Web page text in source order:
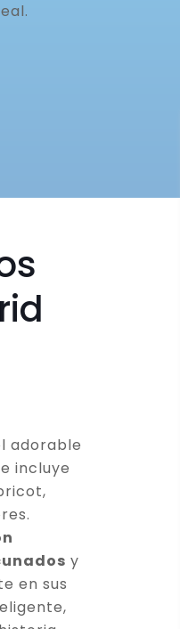
adorable
incluye
y
en sus